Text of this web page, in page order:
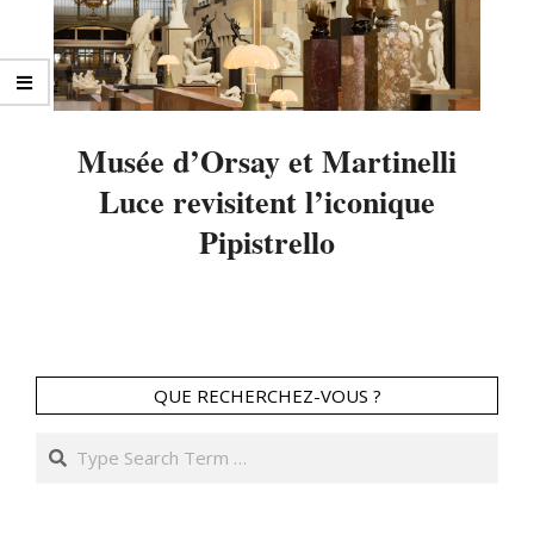
Musée d’Orsay et Martinelli
Luce revisitent l’iconique
Pipistrello
QUE RECHERCHEZ-VOUS ?
Search